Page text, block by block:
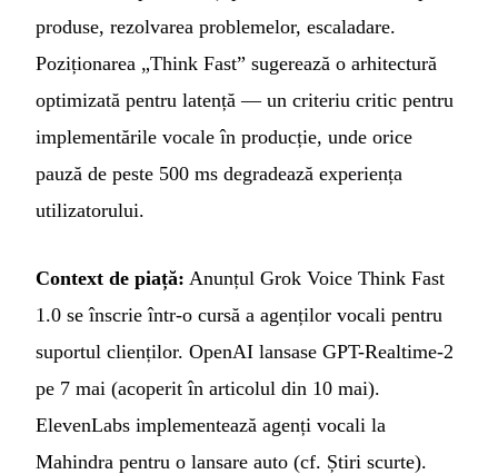
produse, rezolvarea problemelor, escaladare.
Poziționarea „Think Fast” sugerează o arhitectură
optimizată pentru latență — un criteriu critic pentru
implementările vocale în producție, unde orice
pauză de peste 500 ms degradează experiența
utilizatorului.
Context de piață: Anunțul Grok Voice Think Fast
1.0 se înscrie într-o cursă a agenților vocali pentru
suportul clienților. OpenAI lansase GPT-Realtime-2
pe 7 mai (acoperit în articolul din 10 mai).
ElevenLabs implementează agenți vocali la
Mahindra pentru o lansare auto (cf. Știri scurte).